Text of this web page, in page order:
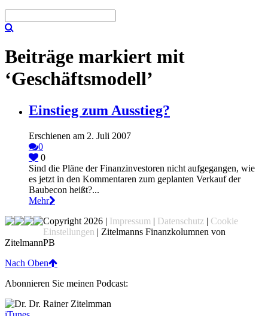
Beiträge markiert mit
‘Geschäftsmodell’
Einstieg zum Ausstieg?
Erschienen am 2. Juli 2007
0
0
Sind die Pläne der Finanzinvestoren nicht aufgegangen, wie
es jetzt in den Kommentaren zum geplanten Verkauf der
Baubecon heißt?...
Mehr
Copyright 2026 | Impressum | Datenschutz | Cookie
Einstellungen | Zitelmanns Finanzkolumnen von
ZitelmannPB
Nach Oben
Abonnieren Sie meinen Podcast: